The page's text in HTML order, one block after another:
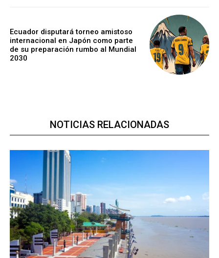
Ecuador disputará torneo amistoso
internacional en Japón como parte
de su preparación rumbo al Mundial
2030
NOTICIAS RELACIONADAS